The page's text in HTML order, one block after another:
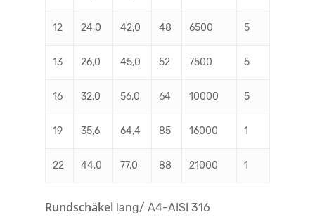
12 24,0 42,0 48 6500 5
13 26,0 45,0 52 7500 5
16 32,0 56,0 64 10000 5
19 35,6 64,4 85 16000 1
22 44,0 77,0 88 21000 1
Rundschäkel lang/ A4-AISI 316